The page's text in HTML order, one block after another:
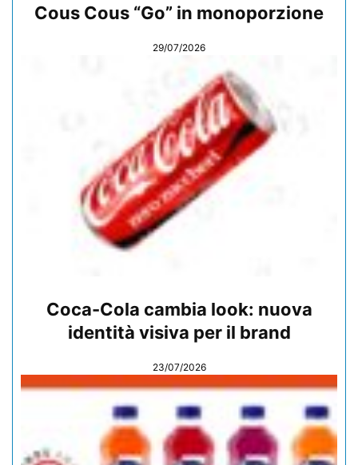
Cous Cous “Go” in monoporzione
29/07/2026
Coca-Cola cambia look: nuova
identità visiva per il brand
23/07/2026